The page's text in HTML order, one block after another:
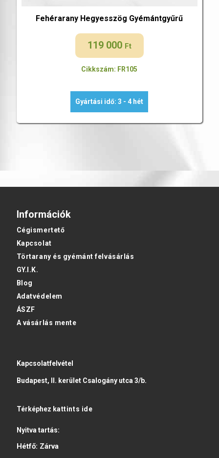
Fehérarany Hegyesszög Gyémántgyűrű
119 000 Ft
Cikkszám: FR105
Gyártási idő: 3 - 4 hét
Információk
Cégismertető
Kapcsolat
Törtarany és gyémánt felvásárlás
GY.I.K.
Blog
Adatvédelem
ÁSZF
A vásárlás mente
Kapcsolatfelvétel
Budapest, II. kerület Csalogány utca 3/b.
Térképhez kattints ide
Nyitva tartás:
Hétfő: Zárva